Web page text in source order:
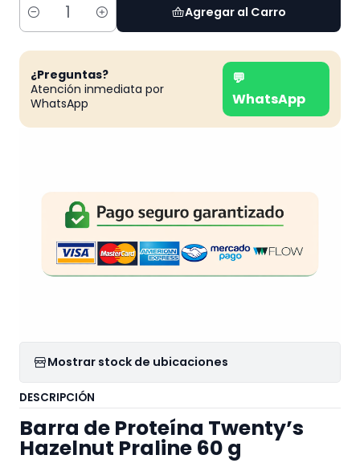
Cantidad
Agregar al Carro
¿Preguntas?
Atención inmediata por
WhatsApp
💬
WhatsApp
Mostrar stock de ubicaciones
DESCRIPCIÓN
Barra de Proteína Twenty’s
Hazelnut Praline 60 g